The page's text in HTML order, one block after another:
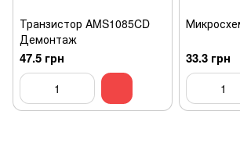
Транзистор AMS1085CD
Демонтаж
47.5 грн 33.3 грн